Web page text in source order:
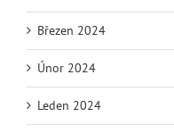
Březen 2024
Únor 2024
Leden 2024